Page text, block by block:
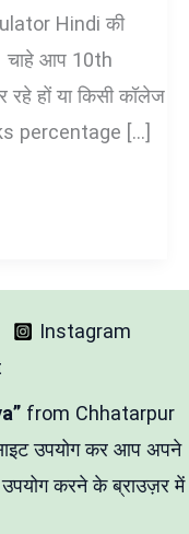
Hindi की
चाहे आप 10th
हों या किसी कॉलेज
percentage […]
Instagram
from Chhatarpur
उपयोग कर आप अपने
करने के ब्राउज़र में